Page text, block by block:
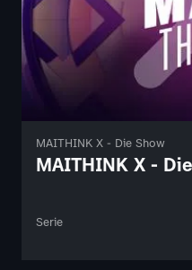
MAITHINK X - Die Show
MAITHINK X -
Serie